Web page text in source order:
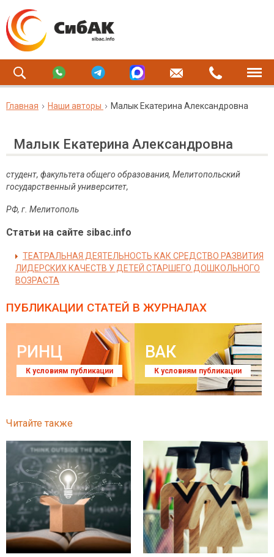
Главная Наши авторы Малык Екатерина Александровна
Малык Екатерина Александровна
студент, факультета общего образования, Мелитопольский
государственный университет,
РФ, г. Мелитополь
Статьи на сайте sibac.info
ТЕАТРАЛЬНАЯ ДЕЯТЕЛЬНОСТЬ КАК СРЕДСТВО РАЗВИТИЯ
ЛИДЕРСКИХ КАЧЕСТВ У ДЕТЕЙ СТАРШЕГО ДОШКОЛЬНОГО
ВОЗРАСТА
ПУБЛИКАЦИИ СТАТЕЙ В ЖУРНАЛАХ
РИНЦ
К условиям публикации
ВАК
К условиям публикации
Читайте также